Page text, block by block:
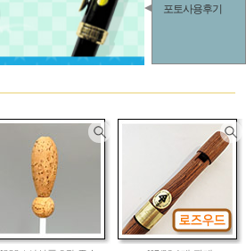
포토사용후기